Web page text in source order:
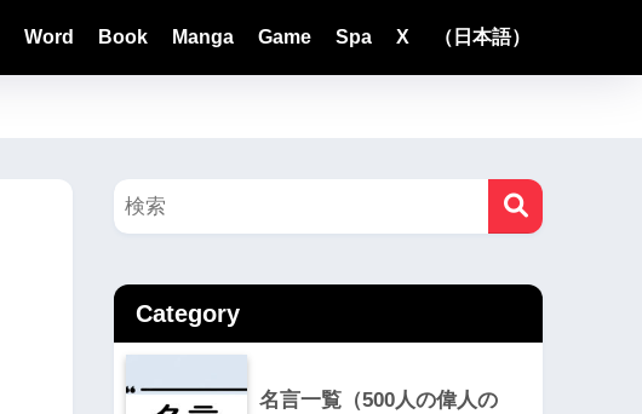
Word Book Manga Game Spa X （日本語）
Category
名言一覧（500人の偉人の